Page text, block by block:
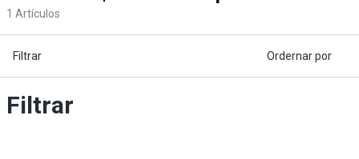
1 Artículos
Filtrar Ordernar por
Filtrar